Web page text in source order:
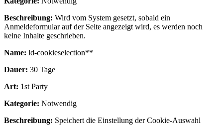
Beschreibung: Wird vom System gesetzt, sobald ein
Anmeldeformular auf der Seite angezeigt wird, es werden noch
keine Inhalte geschrieben.
Name: ld-cookieselection**
Dauer: 30 Tage
Art: 1st Party
Kategorie: Notwendig
Beschreibung: Speichert die Einstellung der Cookie-Auswahl